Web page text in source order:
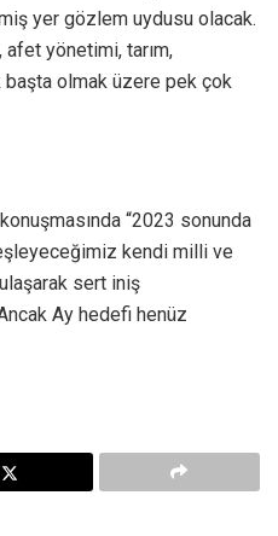
yer gözlem uydusu olacak.
afet yönetimi, tarım,
başta olmak üzere pek çok
“2023 sonunda
kendi milli ve
sert iniş
Ay hedefi henüz